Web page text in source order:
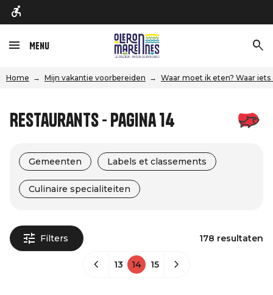
Menu
Home Mijn vakantie voorbereiden Waar moet ik eten? Waar iets
Restaurants - Pagina 14
Gemeenten Labels et classements
Culinaire specialiteiten
Filters 178 resultaten
13 14 15